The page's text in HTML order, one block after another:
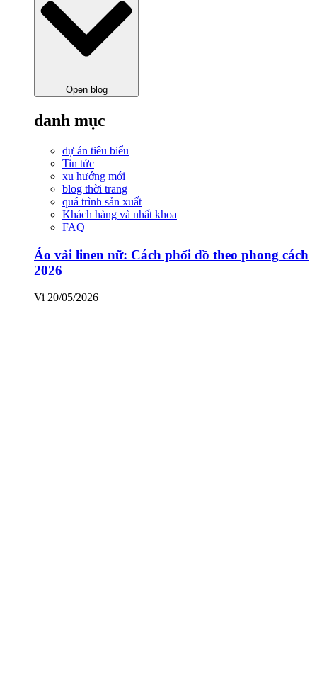
Open blog
danh mục
dự án tiêu biểu
Tin tức
xu hướng mới
blog thời trang
quá trình sản xuất
Khách hàng và nhất khoa
FAQ
Áo vải linen nữ: Cách phối đồ theo phong cách
2026
Vi 20/05/2026